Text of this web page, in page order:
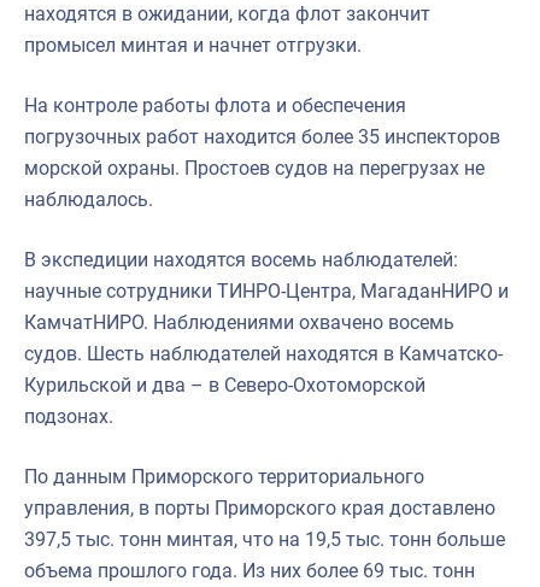
находятся в ожидании, когда флот закончит
промысел минтая и начнет отгрузки.
На контроле работы флота и обеспечения
погрузочных работ находится более 35 инспекторов
морской охраны. Простоев судов на перегрузах не
наблюдалось.
В экспедиции находятся восемь наблюдателей:
научные сотрудники ТИНРО-Центра, МагаданНИРО и
КамчатНИРО. Наблюдениями охвачено восемь
судов. Шесть наблюдателей находятся в Камчатско-
Курильской и два – в Северо-Охотоморской
подзонах.
По данным Приморского территориального
управления, в порты Приморского края доставлено
397,5 тыс. тонн минтая, что на 19,5 тыс. тонн больше
объема прошлого года. Из них более 69 тыс. тонн